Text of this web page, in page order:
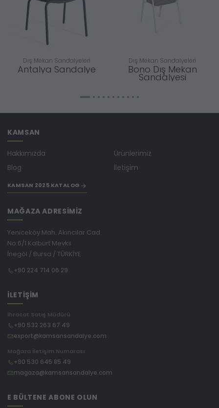
Dış Mekan Sandalyeleri
Antalya Sandalye
Dış Mekan Sandalyeleri
Bono Dış Mekan
Sandalyesi
KAMSAN
Hakkımızda Ürünlerimiz
Blog İletişim
KAMSAN 2025 KATALOG
MAĞAZA ADRESİMİZ
Yeniceköy Mah. Akıncılar Cad.
No:6/1 Kalburt Mevkii
İnegöl / Bursa / TÜRKİYE
+90 224 714 06 29
İLETİŞİM
İhracat Satış Müdürü
+90 532 263 67 49
export@kamsansandalye.com
Mağaza İletişim Numarası
+90 530 645 85 49
magaza@kamsansandalye.com
E BÜLTENE ABONE OLUN